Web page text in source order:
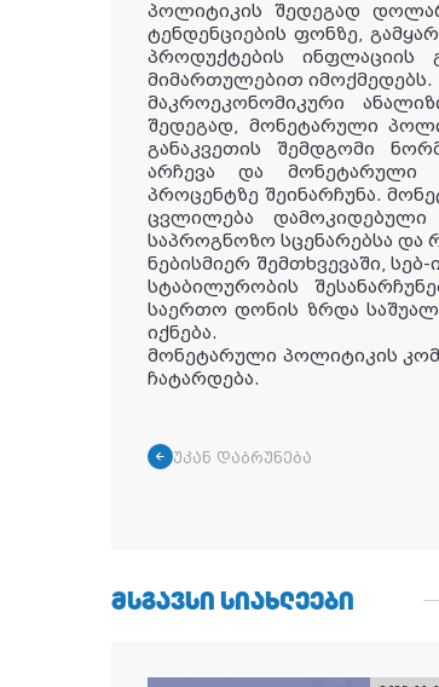
პოლიტიკის შედეგად
ტენდენციების ფონზე,
პროდუქტების ინფლაციის
მიმართულებით იმოქმედებს.
მაკროეკონომიკური
შედეგად, მონეტარული
განაკვეთის შემდგომი
არჩევა და მონეტარული
პროცენტზე შეინარჩუნა.
ცვლილება დამოკიდებული
საპროგნოზო სცენარებსა და
ნებისმიერ შემთხვევაში,
სტაბილურობის
საერთო დონის ზრდა
იქნება.
მონეტარული პოლიტიკის
ჩატარდება.
უკან დაბრუნება
ᲛᲡᲒᲐᲕᲡᲘ ᲡᲘᲐᲮᲚᲔᲔᲑᲘ